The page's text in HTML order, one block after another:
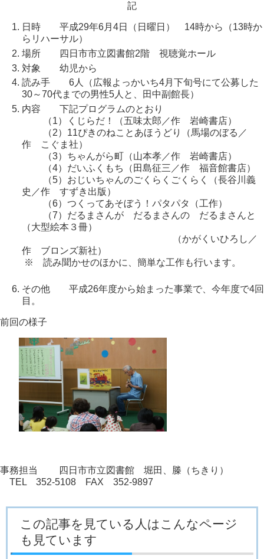
記
日時 平成29年6月4日（日曜日） 14時から（13時か
らリハーサル）
場所 四日市市立図書館2階 視聴覚ホール
対象 幼児から
読み手 6人（広報よっかいち4月下旬号にて公募した
30～70代までの男性5人と、田中副館長）
内容 下記プログラムのとおり
（1）くじらだ！（五味太郎／作 岩崎書店）
（2）11ぴきのねことあほうどり（馬場のぼる／
作 こぐま社）
（3）ちゃんがら町（山本孝／作 岩崎書店）
（4）だいふくもち（田島征三／作 福音館書店）
（5）おじいちゃんのごくらくごくらく（長谷川義
史／作 すずき出版）
（6）つくってあそぼう！パタパタ（工作）
（7）だるまさんが だるまさんの だるまさんと
（大型絵本３冊）
（かがくいひろし／
作 ブロンズ新社）
※ 読み聞かせのほかに、簡単な工作も行います。
その他 平成26年度から始まった事業で、今年度で4回
目。
前回の様子
事務担当 四日市市立図書館 堀田、榺（ちきり）
TEL 352-5108 FAX 352-9897
この記事を見ている人はこんなページ
も見ています